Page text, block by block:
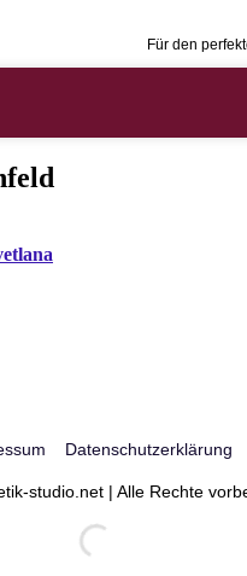
Für den
Datenschutzerklärung
studio.net | Alle Rechte